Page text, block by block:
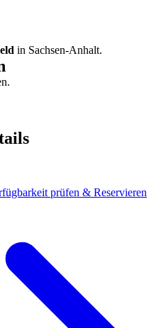
in Sachsen-Anhalt.
prüfen & Reservieren